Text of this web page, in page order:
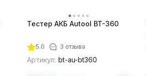
Тестер АКБ Autool BT-360
5.0 3 отзыва
Артикул: bt-au-bt360